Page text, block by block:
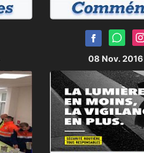
08 Nov. 2016